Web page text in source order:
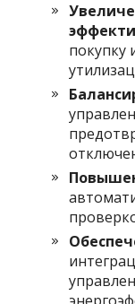
покупку